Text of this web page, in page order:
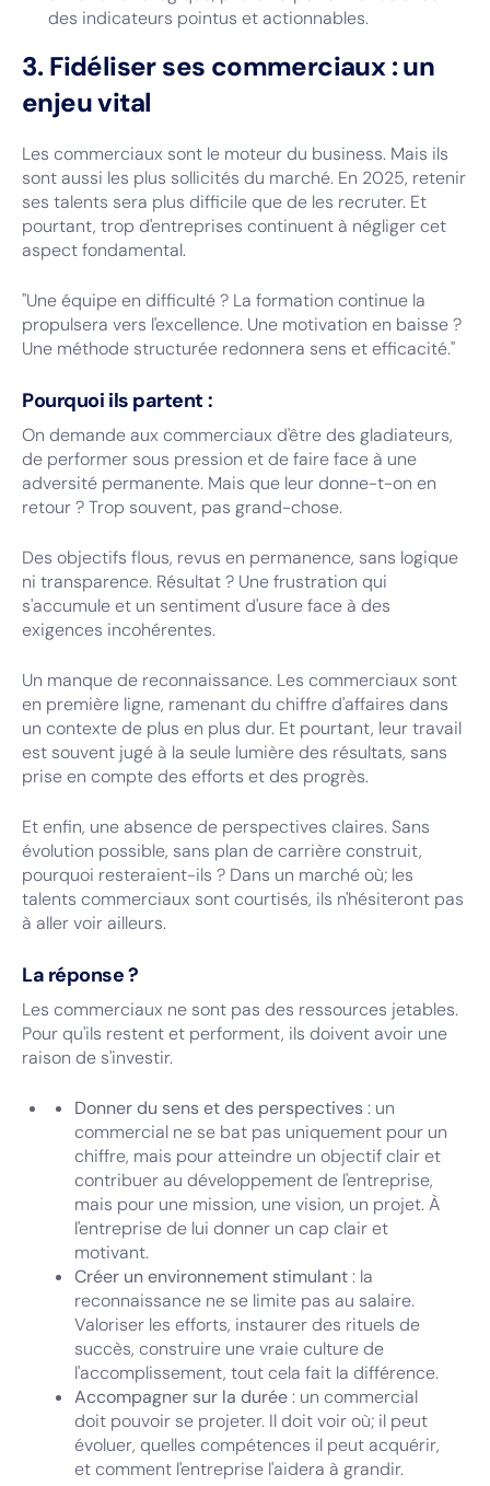
des indicateurs pointus et actionnables.
3. Fidéliser ses commerciaux : un
enjeu vital
Les commerciaux sont le moteur du business. Mais ils
sont aussi les plus sollicités du marché. En 2025, retenir
ses talents sera plus difficile que de les recruter. Et
pourtant, trop d'entreprises continuent à négliger cet
aspect fondamental.
"Une équipe en difficulté ? La formation continue la
propulsera vers l'excellence. Une motivation en baisse ?
Une méthode structurée redonnera sens et efficacité."
Pourquoi ils partent :
On demande aux commerciaux d'être des gladiateurs,
de performer sous pression et de faire face à une
adversité permanente. Mais que leur donne-t-on en
retour ? Trop souvent, pas grand-chose.
Des objectifs flous, revus en permanence, sans logique
ni transparence. Résultat ? Une frustration qui
s'accumule et un sentiment d'usure face à des
exigences incohérentes.
Un manque de reconnaissance. Les commerciaux sont
en première ligne, ramenant du chiffre d'affaires dans
un contexte de plus en plus dur. Et pourtant, leur travail
est souvent jugé à la seule lumière des résultats, sans
prise en compte des efforts et des progrès.
Et enfin, une absence de perspectives claires. Sans
évolution possible, sans plan de carrière construit,
pourquoi resteraient-ils ? Dans un marché où; les
talents commerciaux sont courtisés, ils n'hésiteront pas
à aller voir ailleurs.
La réponse ?
Les commerciaux ne sont pas des ressources jetables.
Pour qu'ils restent et performent, ils doivent avoir une
raison de s'investir.
Donner du sens et des perspectives: un
commercial ne se bat pas uniquement pour un
chiffre, mais pour atteindre un objectif clair et
contribuer au développement de l'entreprise,
mais pour une mission, une vision, un projet. À
l'entreprise de lui donner un cap clair et
motivant.
Créer un environnement stimulant: la
reconnaissance ne se limite pas au salaire.
Valoriser les efforts, instaurer des rituels de
succès, construire une vraie culture de
l'accomplissement, tout cela fait la différence.
Accompagner sur la durée: un commercial
doit pouvoir se projeter. Il doit voir où; il peut
évoluer, quelles compétences il peut acquérir,
et comment l'entreprise l'aidera à grandir.